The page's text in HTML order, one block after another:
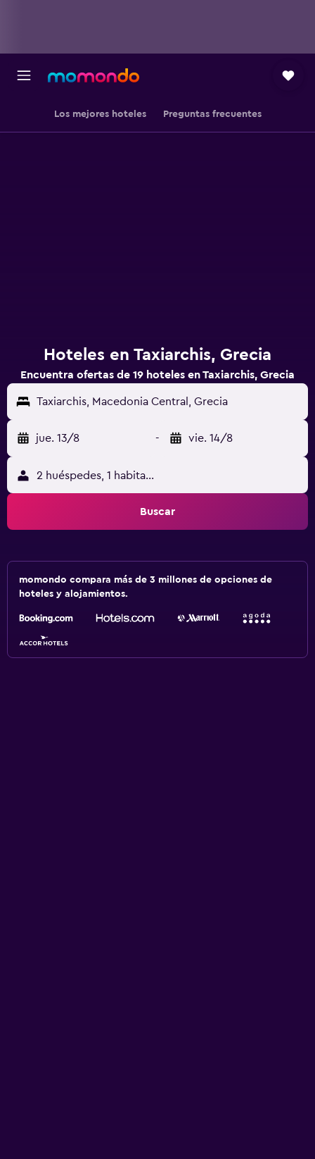
Los mejores hoteles Preguntas frecuentes
Hoteles en Taxiarchis, Grecia
Encuentra ofertas de 19 hoteles en Taxiarchis, Grecia
Taxiarchis, Macedonia Central, Grecia
jue. 13/8 - vie. 14/8
2 huéspedes, 1 habitación
Buscar
momondo compara más de 3 millones de opciones de
hoteles y alojamientos.